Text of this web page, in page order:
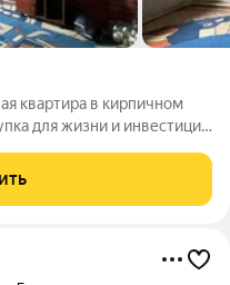
квартира в кирпичном
этаже двухэтажного